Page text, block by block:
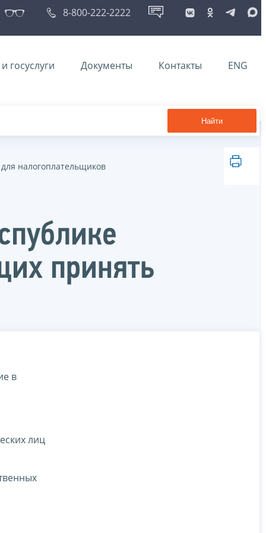
8-800-222-2222
госуслуги Документы Контакты ENG
Найти
налогоплательщиков
принять
в
лиц